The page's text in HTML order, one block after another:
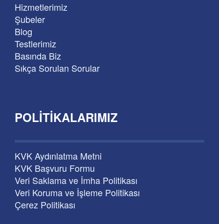
Hizmetlerimiz
Şubeler
Blog
Testlerimiz
Basında Biz
Sıkça Sorulan Sorular
POLITIKALARIMIZ
KVK Aydınlatma Metni
KVK Başvuru Formu
Veri Saklama ve İmha Politikası
Veri Koruma ve İşleme Politikası
Çerez Politikası